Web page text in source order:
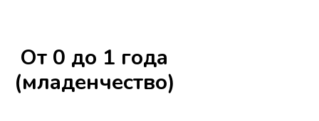
От 0 до 1 года
(младенчество)